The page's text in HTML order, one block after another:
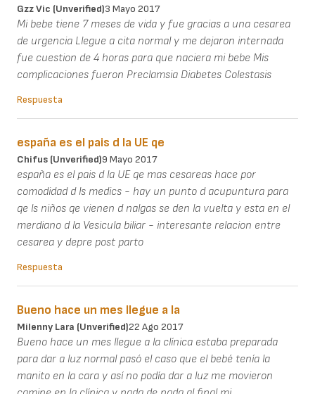
Gzz Vic (unverified)3 Mayo 2017
Mi bebe tiene 7 meses de vida y fue gracias a una cesarea
de urgencia Llegue a cita normal y me dejaron internada
fue cuestion de 4 horas para que naciera mi bebe Mis
complicaciones fueron Preclamsia Diabetes Colestasis
Respuesta
españa es el pais d la UE qe
Chifus (unverified)9 Mayo 2017
españa es el pais d la UE qe mas cesareas hace por
comodidad d ls medics - hay un punto d acupuntura para
qe ls niños qe vienen d nalgas se den la vuelta y esta en el
merdiano d la Vesicula biliar - interesante relacion entre
cesarea y depre post parto
Respuesta
Bueno hace un mes llegue a la
Milenny Lara (unverified)22 Ago 2017
Bueno hace un mes llegue a la clínica estaba preparada
para dar a luz normal pasó el caso que el bebé tenía la
manito en la cara y así no podía dar a luz me movieron